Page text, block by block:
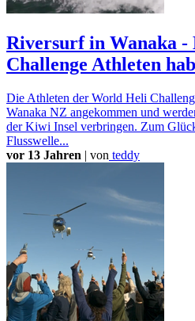
Riversurf in Wanaka
Challenge Athleten
Die Athleten der World Heli
Wanaka NZ angekommen und
der Kiwi Insel verbringen. Zum
Flusswelle...
vor 13 Jahren | von teddy